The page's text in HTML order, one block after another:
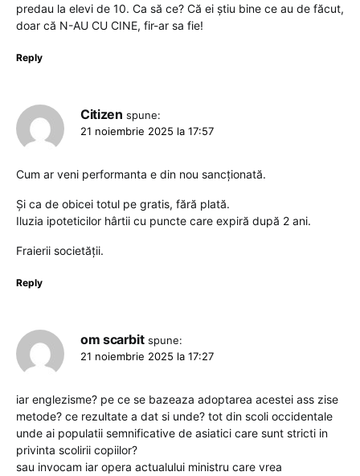
predau la elevi de 10. Ca să ce? Că ei știu bine ce au de făcut,
doar că N-AU CU CINE, fir-ar sa fie!
Reply
Citizen spune:
21 noiembrie 2025 la 17:57
Cum ar veni performanta e din nou sancționată.
Și ca de obicei totul pe gratis, fără plată.
Iluzia ipoteticilor hârtii cu puncte care expiră după 2 ani.
Fraierii societății.
Reply
om scarbit spune:
21 noiembrie 2025 la 17:27
iar englezisme? pe ce se bazeaza adoptarea acestei ass zise
metode? ce rezultate a dat si unde? tot din scoli occidentale
unde ai populatii semnificative de asiatici care sunt stricti in
privinta scolirii copiilor?
sau invocam iar opera actualului ministru care vrea